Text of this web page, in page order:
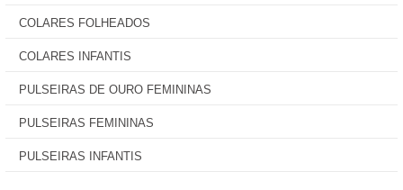
COLARES FOLHEADOS
COLARES INFANTIS
PULSEIRAS DE OURO FEMININAS
PULSEIRAS FEMININAS
PULSEIRAS INFANTIS